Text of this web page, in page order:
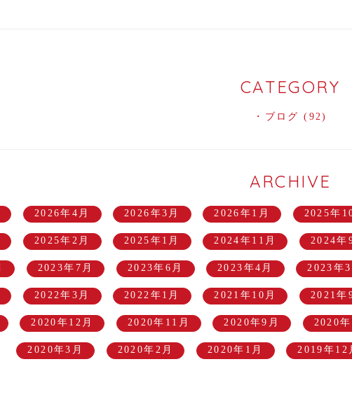
CATEGORY
ブログ (92)
ARCHIVE
2026年4月 2026年3月 2026年1月 2025年
2025年2月 2025年1月 2024年11月 2024年
2023年7月 2023年6月 2023年4月 2023年3
2022年3月 2022年1月 2021年10月 2021年
2020年12月 2020年11月 2020年9月 2020年
2020年3月 2020年2月 2020年1月 2019年12